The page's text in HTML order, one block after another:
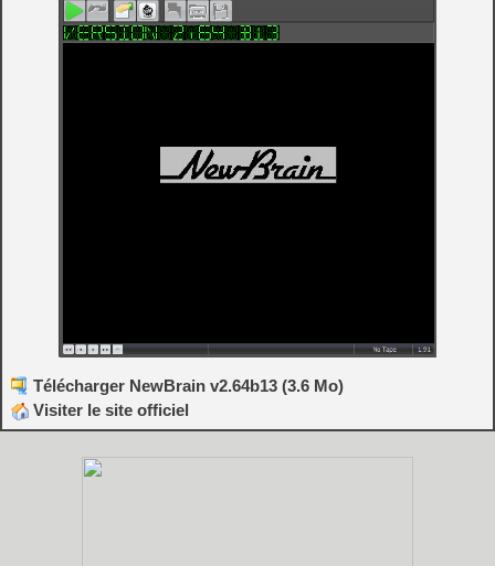
Télécharger NewBrain v2.64b13 (3.6 Mo)
Visiter le site officiel